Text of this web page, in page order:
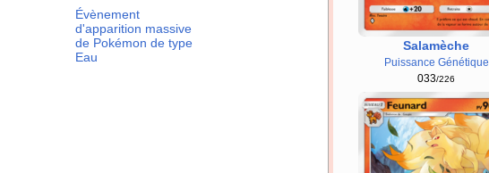
Évènement
d'apparition massive
de Pokémon de type
Eau
Salamèche
Puissance Génétique
033/226